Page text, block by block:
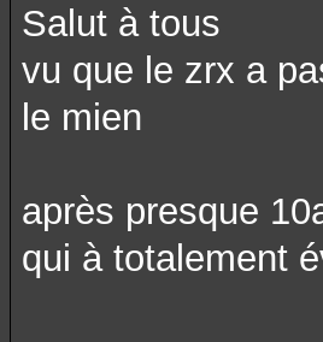
Salut à tous
vu que le zrx a
le mien
après presque
qui à totalement